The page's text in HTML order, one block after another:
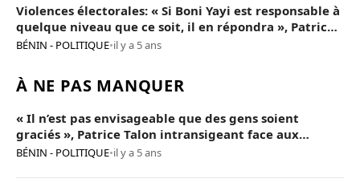
Violences électorales: « Si Boni Yayi est responsable à
quelque niveau que ce soit, il en répondra », Patrice
Talon
BÉNIN - POLITIQUE•il y a 5 ans
À NE PAS MANQUER
« Il n’est pas envisageable que des gens soient
graciés », Patrice Talon intransigeant face aux
« opposants terroristes »
BÉNIN - POLITIQUE•il y a 5 ans